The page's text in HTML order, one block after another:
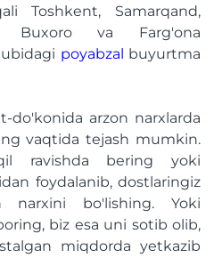
Toshkent, Samarqand,
Buxoro va Farg'ona
poyabzal
buyurtma
do'konida arzon narxlarda
vaqtida tejash mumkin.
ravishda bering yoki
foydalanib, dostlaringiz
narxini bo'lishing. Yoki
biz esa uni sotib olib,
miqdorda yetkazib